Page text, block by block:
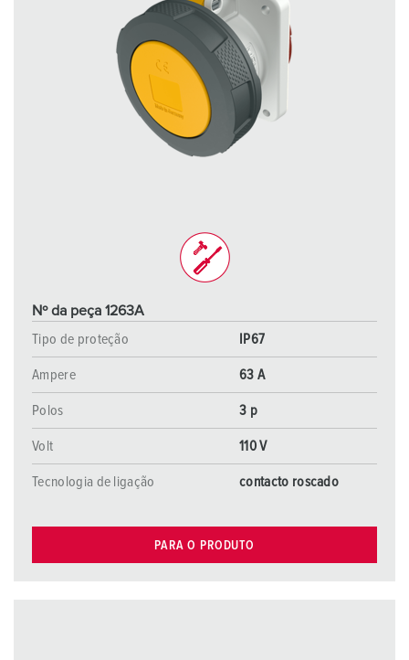
Nº da peça 1263A
Tipo de proteção
IP67
Ampere 63 A
Polos 3 p
Volt 110 V
Tecnologia de ligação contacto roscado
PARA O PRODUTO